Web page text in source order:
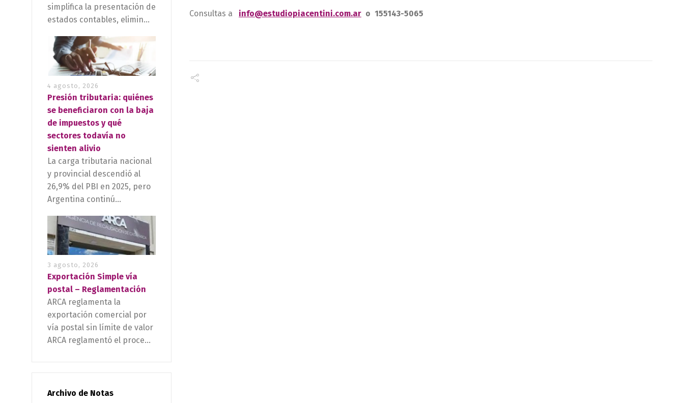
Consultas a info@estudiopiacentini.com.ar o 155143-5065
simplifica la presentación de
estados contables, elimin...
4 agosto, 2026
Presión tributaria: quiénes
se beneficiaron con la baja
de impuestos y qué
sectores todavía no
sienten alivio
La carga tributaria nacional
y provincial descendió al
26,9% del PBI en 2025, pero
Argentina continú...
3 agosto, 2026
Exportación Simple vía
postal – Reglamentación
ARCA reglamenta la
exportación comercial por
vía postal sin límite de valor
ARCA reglamentó el proce...
Archivo de Notas